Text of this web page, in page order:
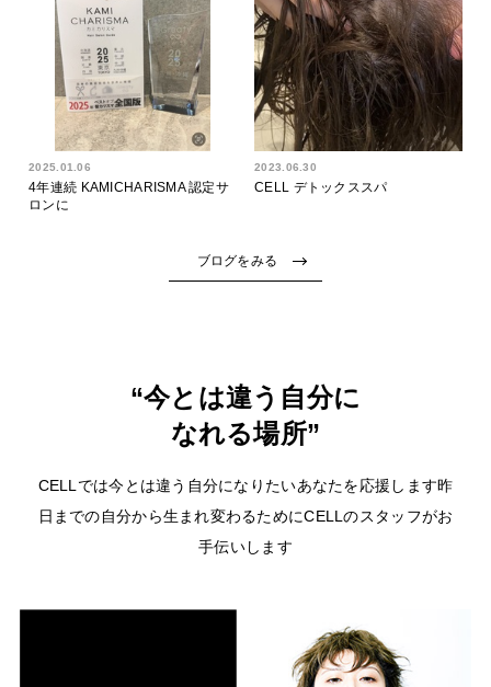
2025.01.06
4年連続 KAMICHARISMA 認定サ
ロンに
2023.06.30
CELL デトックススパ
ブログをみる
“今とは違う自分に
なれる場所”
CELLでは今とは違う自分になりたいあなたを応援します昨
日までの自分から生まれ変わるためにCELLのスタッフがお
手伝いします